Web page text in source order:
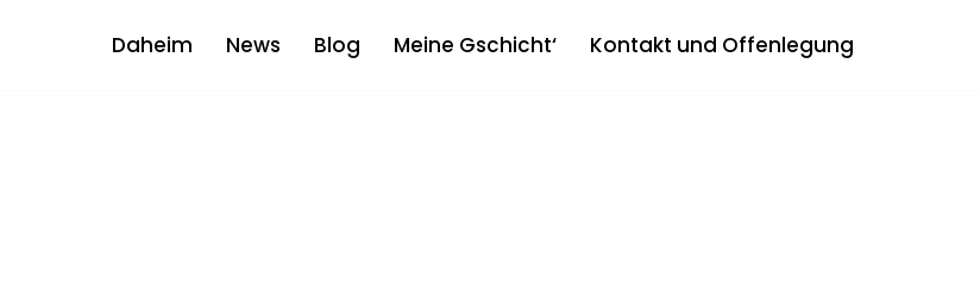
Daheim News Blog Meine Gschicht‘ Kontakt und Offenlegung